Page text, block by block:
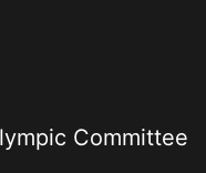
Committee